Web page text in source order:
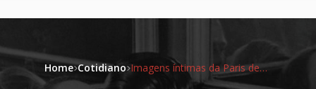
Home Cotidiano Imagens íntimas da Paris decadente dos anos 30 revelam a vida noturna secreta